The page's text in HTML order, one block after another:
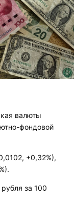
валюты
фондовой
+0,32%),
за 100